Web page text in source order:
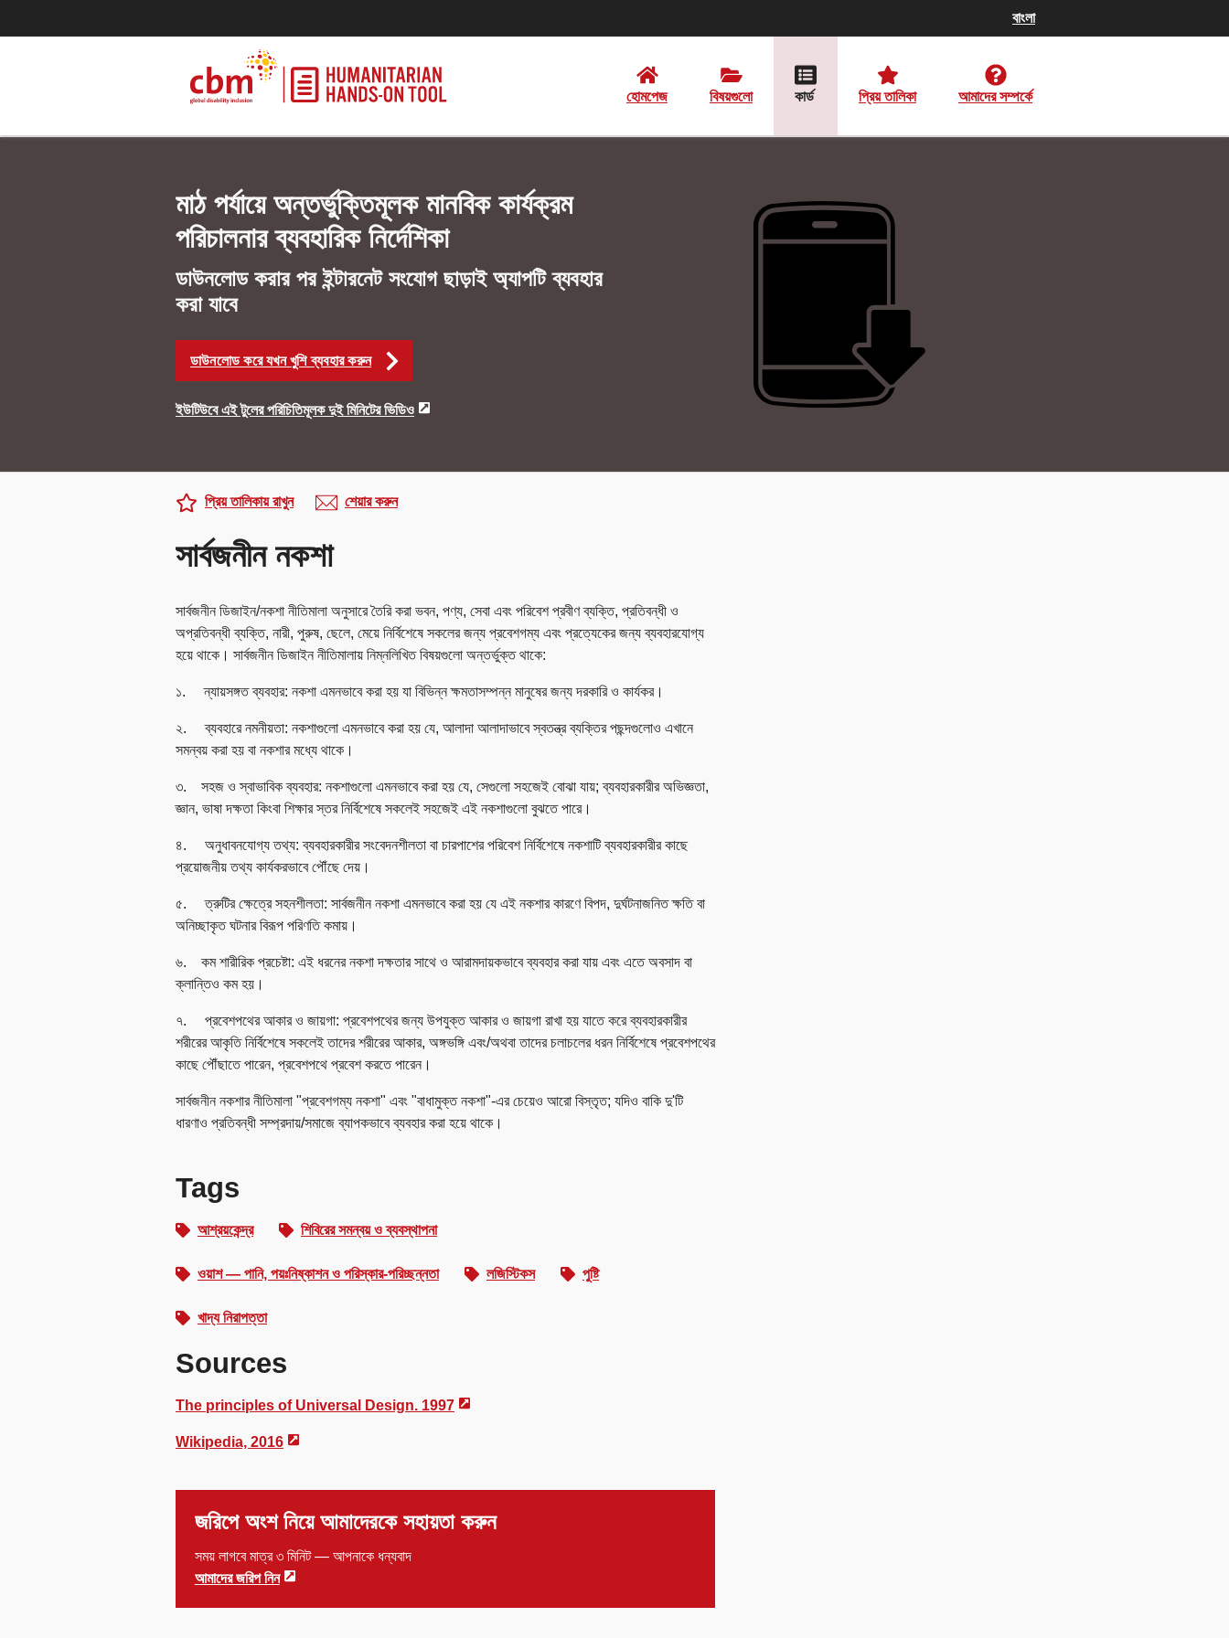
হোমপেজ বিষয়গুলো কার্ড প্রিয় তালিকা আমাদের সম্পর্কে
মাঠ পর্যায়ে অন্তর্ভুক্তিমূলক মানবিক কার্যক্রম
পরিচালনার ব্যবহারিক নির্দেশিকা
ডাউনলোড করার পর ইন্টারনেট সংযোগ ছাড়াই অ্যাপটি ব্যবহার
করা যাবে
ডাউনলোড করে যখন খুশি ব্যবহার করুন
ইউটিউবে এই টুলের পরিচিতিমূলক দুই মিনিটের ভিডিও
বাংলা
সার্বজনীন নকশা
প্রিয় তালিকায় রাখুন শেয়ার করুন
সার্বজনীন ডিজাইন/নকশা নীতিমালা অনুসারে তৈরি করা ভবন, পণ্য, সেবা এবং পরিবেশ প্রবীণ ব্যক্তি, প্রতিবন্ধী ও
অপ্রতিবন্ধী ব্যক্তি, নারী, পুরুষ, ছেলে, মেয়ে নির্বিশেষে সকলের জন্য প্রবেশগম্য এবং প্রত্যেকের জন্য ব্যবহারযোগ্য
হয়ে থাকে। সার্বজনীন ডিজাইন নীতিমালায় নিম্নলিখিত বিষয়গুলো অন্তর্ভুক্ত থাকে:
১. ন্যায়সঙ্গত ব্যবহার: নকশা এমনভাবে করা হয় যা বিভিন্ন ক্ষমতাসম্পন্ন মানুষের জন্য দরকারি ও কার্যকর।
২. ব্যবহারে নমনীয়তা: নকশাগুলো এমনভাবে করা হয় যে, আলাদা আলাদাভাবে স্বতন্ত্র ব্যক্তির পছন্দগুলোও এখানে
সমন্বয় করা হয় বা নকশার মধ্যে থাকে।
৩. সহজ ও স্বাভাবিক ব্যবহার: নকশাগুলো এমনভাবে করা হয় যে, সেগুলো সহজেই বোঝা যায়; ব্যবহারকারীর অভিজ্ঞতা,
জ্ঞান, ভাষা দক্ষতা কিংবা শিক্ষার স্তর নির্বিশেষে সকলেই সহজেই এই নকশাগুলো বুঝতে পারে।
৪. অনুধাবনযোগ্য তথ্য: ব্যবহারকারীর সংবেদনশীলতা বা চারপাশের পরিবেশ নির্বিশেষে নকশাটি ব্যবহারকারীর কাছে
প্রয়োজনীয় তথ্য কার্যকরভাবে পৌঁছে দেয়।
৫. ত্রুটির ক্ষেত্রে সহনশীলতা: সার্বজনীন নকশা এমনভাবে করা হয় যে এই নকশার কারণে বিপদ, দুর্ঘটনাজনিত ক্ষতি বা
অনিচ্ছাকৃত ঘটনার বিরূপ পরিণতি কমায়।
৬. কম শারীরিক প্রচেষ্টা: এই ধরনের নকশা দক্ষতার সাথে ও আরামদায়কভাবে ব্যবহার করা যায় এবং এতে অবসাদ বা
ক্লান্তিও কম হয়।
৭. প্রবেশপথের আকার ও জায়গা: প্রবেশপথের জন্য উপযুক্ত আকার ও জায়গা রাখা হয় যাতে করে ব্যবহারকারীর
শরীরের আকৃতি নির্বিশেষে সকলেই তাদের শরীরের আকার, অঙ্গভঙ্গি এবং/অথবা তাদের চলাচলের ধরন নির্বিশেষে প্রবেশপথের
কাছে পৌঁছাতে পারেন, প্রবেশপথে প্রবেশ করতে পারেন।
সার্বজনীন নকশার নীতিমালা "প্রবেশগম্য নকশা" এবং "বাধামুক্ত নকশা"-এর চেয়েও আরো বিস্তৃত; যদিও বাকি দু'টি
ধারণাও প্রতিবন্ধী সম্প্রদায়/সমাজে ব্যাপকভাবে ব্যবহার করা হয়ে থাকে।
Tags
আশ্রয়কেন্দ্র শিবিরের সমন্বয় ও ব্যবস্থাপনা
ওয়াশ — পানি, পয়ঃনিষ্কাশন ও পরিস্কার-পরিচ্ছন্নতা লজিস্টিকস পুষ্টি
খাদ্য নিরাপত্তা
Sources
The principles of Universal Design. 1997
Wikipedia, 2016
জরিপে অংশ নিয়ে আমাদেরকে সহায়তা করুন
সময় লাগবে মাত্র ৩ মিনিট — আপনাকে ধন্যবাদ
আমাদের জরিপ নিন